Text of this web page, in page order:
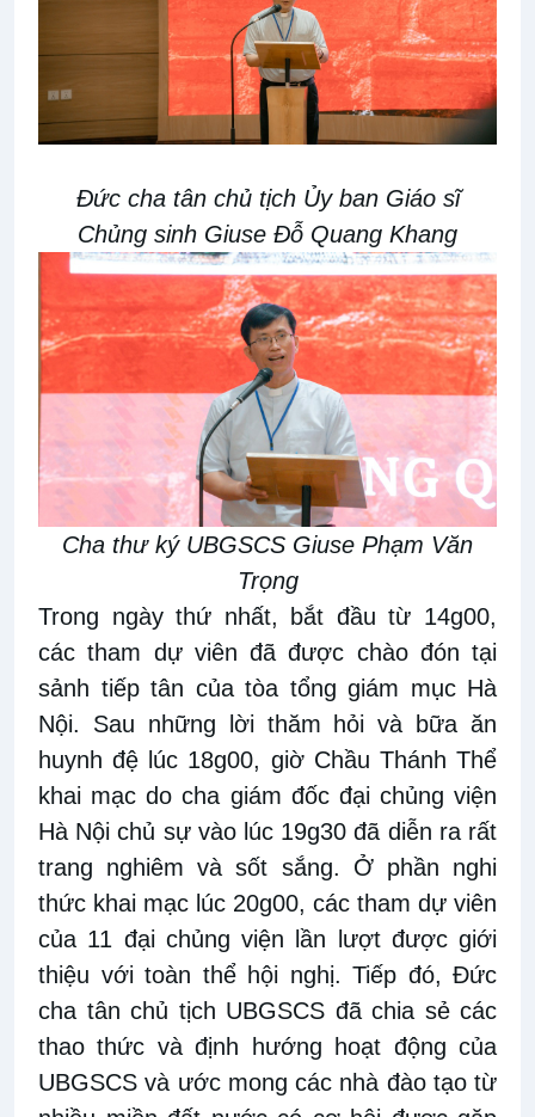
Đức cha tân chủ tịch Ủy ban Giáo sĩ
Chủng sinh Giuse Đỗ Quang Khang
Cha thư ký UBGSCS Giuse Phạm Văn
Trọng
Trong ngày thứ nhất, bắt đầu từ 14g00,
các tham dự viên đã được chào đón tại
sảnh tiếp tân của tòa tổng giám mục Hà
Nội. Sau những lời thăm hỏi và bữa ăn
huynh đệ lúc 18g00, giờ Chầu Thánh Thể
khai mạc do cha giám đốc đại chủng viện
Hà Nội chủ sự vào lúc 19g30 đã diễn ra rất
trang nghiêm và sốt sắng. Ở phần nghi
thức khai mạc lúc 20g00, các tham dự viên
của 11 đại chủng viện lần lượt được giới
thiệu với toàn thể hội nghị. Tiếp đó, Đức
cha tân chủ tịch UBGSCS đã chia sẻ các
thao thức và định hướng hoạt động của
UBGSCS và ước mong các nhà đào tạo từ